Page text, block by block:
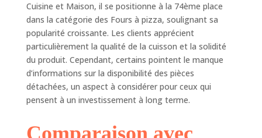
Cuisine et Maison, il se positionne à la 74ème place
dans la catégorie des Fours à pizza, soulignant sa
popularité croissante. Les clients apprécient
particulièrement la qualité de la cuisson et la solidité
du produit. Cependant, certains pointent le manque
d’informations sur la disponibilité des pièces
détachées, un aspect à considérer pour ceux qui
pensent à un investissement à long terme.
Comparaison avec